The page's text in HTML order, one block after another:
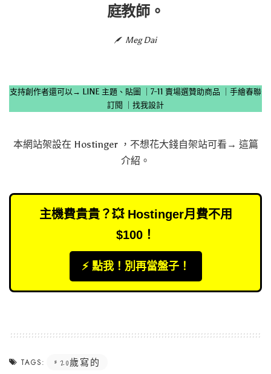
庭教師。
Meg Dai
支持創作者還可以→ LINE 主題、貼圖 7-11 賣場選贊助商品
手繪春聯
訂閱
找我設計
本網站架設在 Hostinger，不想花大錢自架站可看→ 這篇
介紹 。
主機費貴貴？💥 Hostinger月費不用
$100！
⚡️ 點我！別再當盤子！
TAGS: 20歲寫的